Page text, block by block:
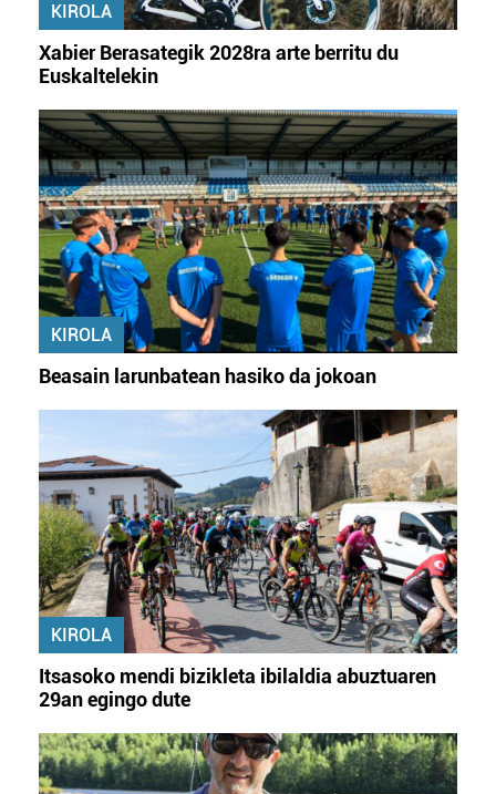
KIROLA
Xabier Berasategik 2028ra arte berritu du
Euskaltelekin
KIROLA
Beasain larunbatean hasiko da jokoan
KIROLA
Itsasoko mendi bizikleta ibilaldia abuztuaren
29an egingo dute